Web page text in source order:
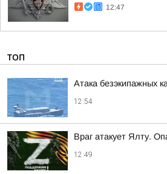
12:47
ТОП
Атака безэкипажных
12:54
Враг атакует Ялту.
12:49